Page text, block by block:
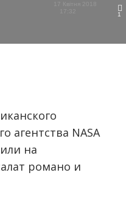
17 Квітня 2018
17:32
1
агентства NASA
на
романо и